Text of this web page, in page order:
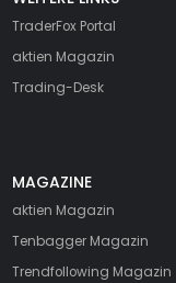
TraderFox Portal
aktien Magazin
Trading-Desk
MAGAZINE
aktien Magazin
Tenbagger Magazin
Trendfollowing Magazin